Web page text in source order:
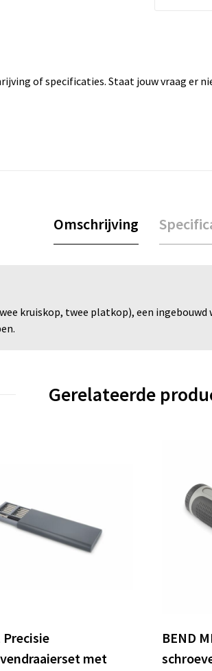
of specificaties. Staat jouw vraag er
Omschrijving
kruiskop, twee platkop), een
Gerelateerde
met
BEND